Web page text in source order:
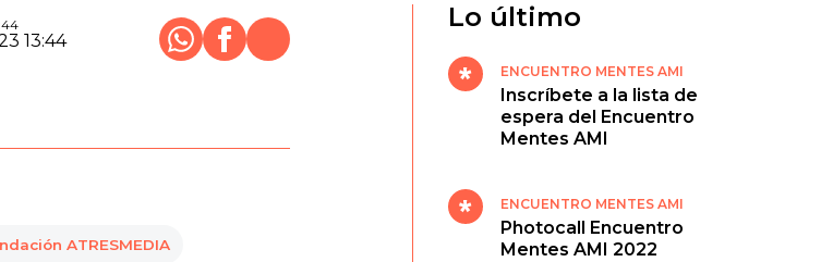
13:44 Whatsapp
Facebook
X
ATRESMEDIA
Lo último
ENCUENTRO MENTES AMI
Inscríbete a la lista de
espera del Encuentro
Mentes AMI
ENCUENTRO MENTES AMI
Photocall Encuentro
Mentes AMI 2022